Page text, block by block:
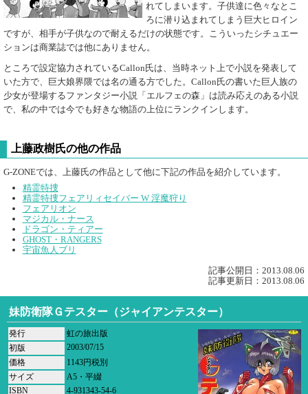
れてしまいます。子供達に色々なとこ
ろに潜り込まれてしまう巨大ヒロイン
ですが、相手が子供なので耐えるだけの状態です。こういったシチュエー
ションは商業誌では他にありません。
ところで設定協力されているCallon氏は、当時ネット上で小説を発表して
いた方で、巨大娘界隈では名の通る方でした。Callon氏の書いた巨人族の
少女が登場するファンタジー小説「エルフェの森」は読み応えのある小説
で、私の中では今でも好きな物語の上位にランクインします。
上藤政樹氏の他の作品
G-ZONEでは、上藤氏の作品として他に下記の作品を紹介しています。
精霊特捜
精霊特捜フェアリィセイバー W 淫魔狩り
フェアリオン
マジカル・ナース
ドラゴン・ティアー
GHOST・RANGERS
宇宙魚人ブリ
記事公開日：2013.08.06
記事更新日：2013.08.06
妹防衛隊Ｇテスター（ジャイアンテスター）
発行
虹の旅出版
初版
2003/07/15
価格
1143円税別
サイズ
A5・平綴
ISBN
4-931343-54-6